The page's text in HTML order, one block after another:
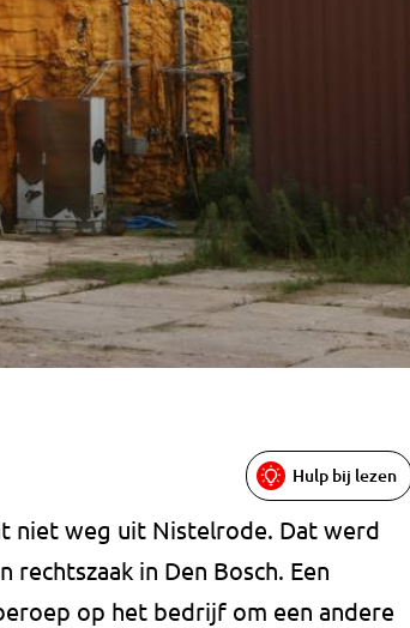
Hulp bij lezen
niet weg uit Nistelrode. Dat werd
in Den Bosch. Een
op het bedrijf om een andere